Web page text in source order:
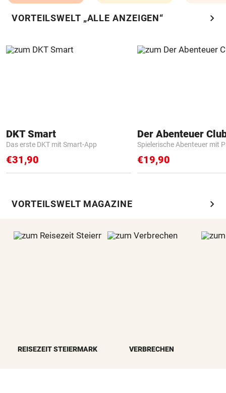
VORTEILSWELT „ALLE ANZEIGEN“ chevron_right
DKT Smart
Das erste DKT mit Smart-App
€31,90
Der Abenteuer
Spielerische Abenteuer mit
€19,90
VORTEILSWELT MAGAZINE chevron_right
REISEZEIT STEIERMARK VERBRECHEN